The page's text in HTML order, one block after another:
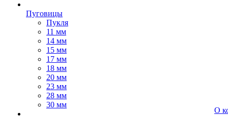
Пуговицы
Пукля
11 мм
14 мм
15 мм
17 мм
18 мм
20 мм
23 мм
28 мм
30 мм
О